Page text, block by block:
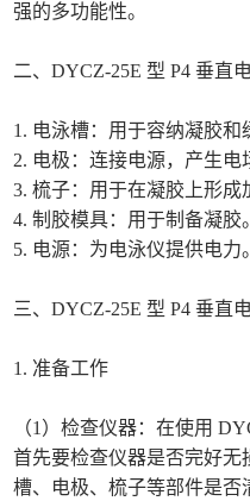
强的多功能性。
二、DYCZ-25E 型 P4 垂直
1. 电泳槽：用于容纳凝胶和
2. 电极：连接电源，产生电
3. 梳子：用于在凝胶上形成
4. 制胶模具：用于制备凝胶。
5. 电源：为电泳仪提供电力。
三、DYCZ-25E 型 P4 垂直
1. 准备工作
（1）检查仪器：在使用
首先要检查仪器是否完好无
槽、电极、梳子等部件是